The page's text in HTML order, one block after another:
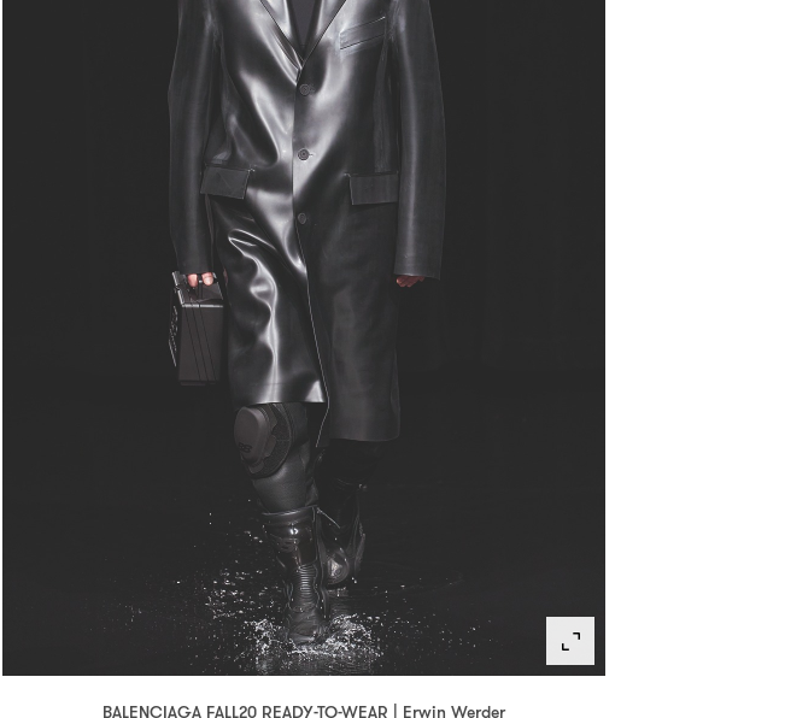
BALENCIAGA FALL20 READY-TO-WEAR | Erwin Werder